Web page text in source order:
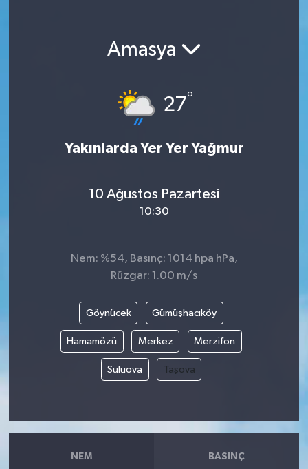
Amasya
27°
Yakınlarda Yer Yer Yağmur
10 Ağustos Pazartesi
10:30
Nem: %54, Basınç: 1014 hpa hPa,
Rüzgar: 1.00 m/s
Göynücek Gümüşhacıköy
Hamamözü Merkez Merzifon
Suluova Taşova
NEM BASINÇ